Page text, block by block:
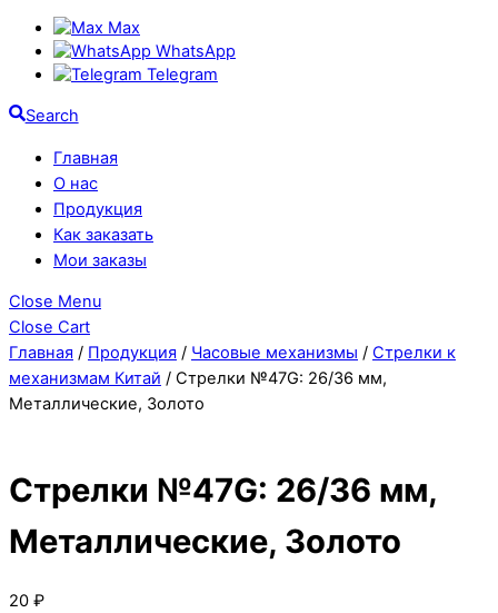
Max
WhatsApp
Telegram
Search
Главная
О нас
Продукция
Как заказать
Мои заказы
Close Menu
Close Cart
Главная / Продукция / Часовые механизмы / Стрелки к
механизмам Китай / Стрелки №47G: 26/36 мм,
Металлические, Золото
Стрелки №47G: 26/36 мм,
Металлические, Золото
20 ₽